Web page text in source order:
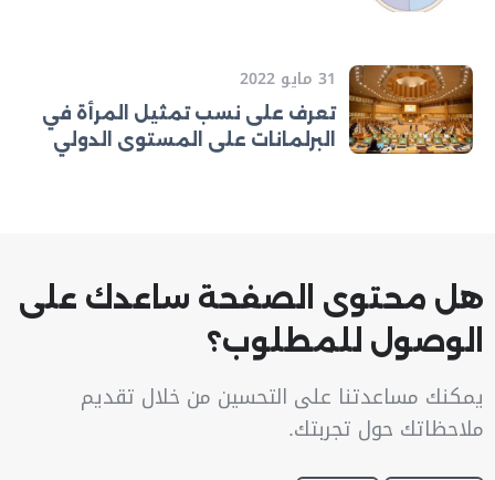
31 مايو 2022
تعرف على نسب تمثيل المرأة في
البرلمانات على المستوى الدولي
هل محتوى الصفحة ساعدك على
الوصول للمطلوب؟
يمكنك مساعدتنا على التحسين من خلال تقديم
ملاحظاتك حول تجربتك.